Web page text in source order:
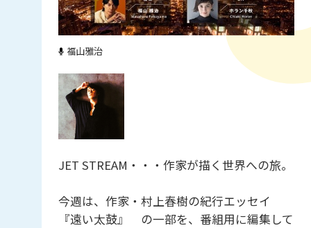
福山雅治
JET STREAM・・・作家が描く世界への旅。
今週は、作家・村上春樹の紀行エッセイ
『遠い太鼓』 の一部を、番組用に編集して